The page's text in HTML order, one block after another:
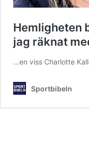
Hemligheten
jag räknat
…en viss Charlotte
Sportbibeln